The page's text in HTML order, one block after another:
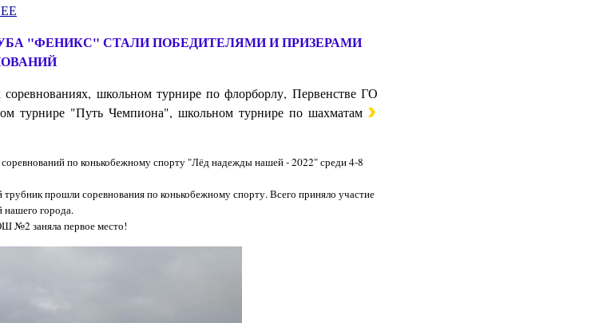
"ФЕНИКС" СТАЛИ ПОБЕДИТЕЛЯМИ И ПРИЗЕРАМИ
школьном турнире по флорборлу, Первенстве ГО
турнире "Путь Чемпиона", школьном турнире по шахматам
по конькобежному спорту "Лёд надежды нашей - 2022" среди 4-8
прошли соревнования по конькобежному спорту. Всего приняло участие
нашего города.
№2 заняла первое место!